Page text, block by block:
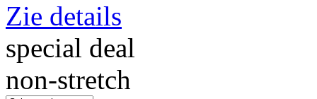
Zie details
special deal
non-stretch